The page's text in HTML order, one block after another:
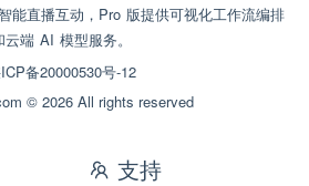
能直播互动，Pro 版提供可视化工作流编排
云端 AI 模型服务。
备20000530号-12
© 2026 All rights reserved
支持